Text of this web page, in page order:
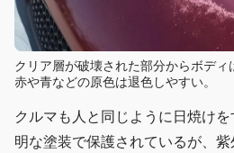
クリア層が破壊された部分からボディ
赤や青などの原色は退色しやすい。
クルマも人と同じように日焼け
明な塗装で保護されているが、